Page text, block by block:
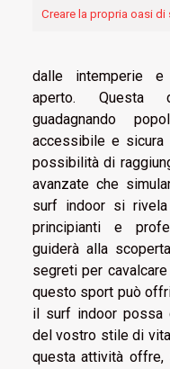
Creare la propria oasi di
dalle intemperie e
aperto. Questa
guadagnando
accessibile e
possibilità di
avanzate che
surf indoor si rivela
principianti e
guiderà alla
segreti per
questo sport può
il surf indoor possa
del vostro stile di
questa attività